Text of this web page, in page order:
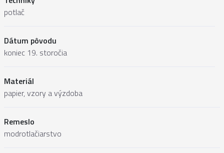
potlač
Dátum pôvodu
koniec 19. storočia
Materiál
papier, vzory a výzdoba
Remeslo
modrotlačiarstvo